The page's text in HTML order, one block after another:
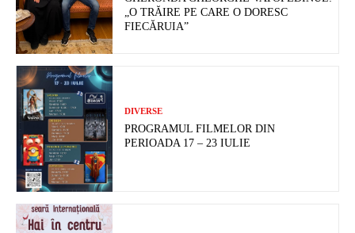
„O TRĂIRE PE CARE O DORESC
FIECĂRUIA”
DIVERSE
PROGRAMUL FILMELOR DIN
PERIOADA 17 – 23 IULIE